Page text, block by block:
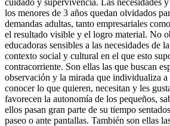
los menores de 3 años quedan olvidados
demandas adultas, tanto empresariales
el resultado visible y el logro material. No
educadoras sensibles a las necesidades de
contexto social y cultural en el que esto
contracorriente. Son ellas las que buscan
observación y la mirada que individualiza a
conocer lo que quieren, necesitan y les
favorecen la autonomía de los pequeños,
ellos pasan gran parte de su tiempo
paseo o ante pantallas. También son ellas